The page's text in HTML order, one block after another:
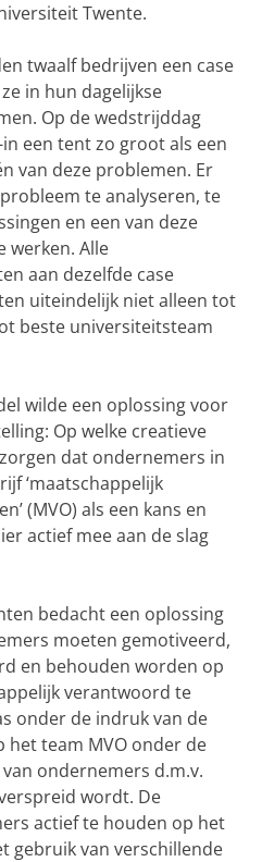
Twente.
twaalf bedrijven een case
in hun dagelijkse
Op de wedstrijddag
een tent zo groot als een
van deze problemen. Er
te analyseren, te
en een van deze
werken. Alle
aan dezelfde case
uiteindelijk niet alleen tot
beste universiteitsteam
wilde een oplossing voor
Op welke creatieve
dat ondernemers in
‘maatschappelijk
(MVO) als een kans en
actief mee aan de slag
bedacht een oplossing
moeten gemotiveerd,
en behouden worden op
verantwoord te
onder de indruk van de
het team MVO onder de
ondernemers d.m.v.
wordt. De
actief te houden op het
gebruik van verschillende